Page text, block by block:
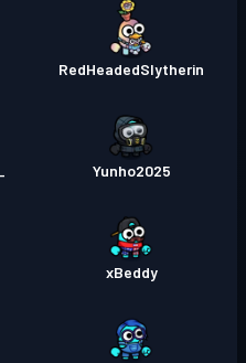
RedHeadedSlytherin
Yunho2025
xBeddy